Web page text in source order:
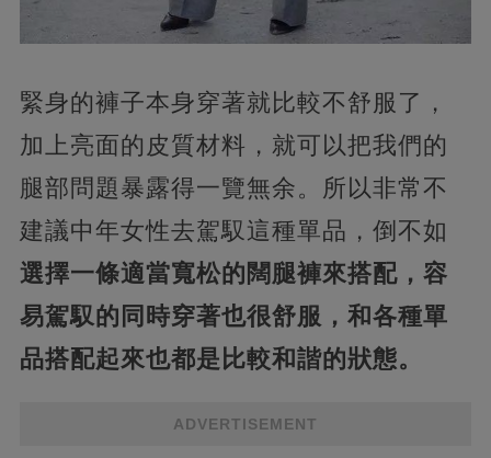
緊身的褲子本身穿著就比較不舒服了，
加上亮面的皮質材料，就可以把我們的
腿部問題暴露得一覽無余。所以非常不
建議中年女性去駕馭這種單品，倒不如
選擇一條適當寬松的闊腿褲來搭配，容
易駕馭的同時穿著也很舒服，和各種單
品搭配起來也都是比較和諧的狀態。
ADVERTISEMENT